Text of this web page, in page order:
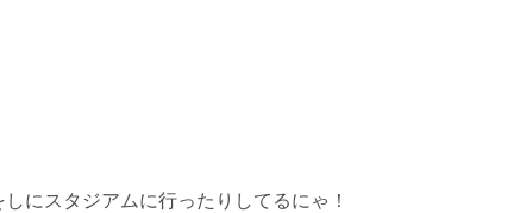
にスタジアムに行ったりしてるにゃ！